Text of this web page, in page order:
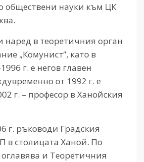
обществени науки към ЦК
наред в теоретичния орган
„Комунист”, като в
г. е негов главен
от 1992 г. е
г. – професор в Ханойския
г. ръководи Градския
в столицата Ханой. По
и Теоретичния